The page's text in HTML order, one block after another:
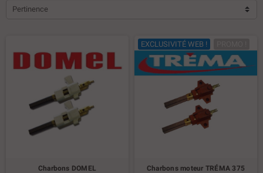
Pertinence
Charbons DOMEL
EXCLUSIVITÉ WEB !
Charbons moteur TRÉMA 375